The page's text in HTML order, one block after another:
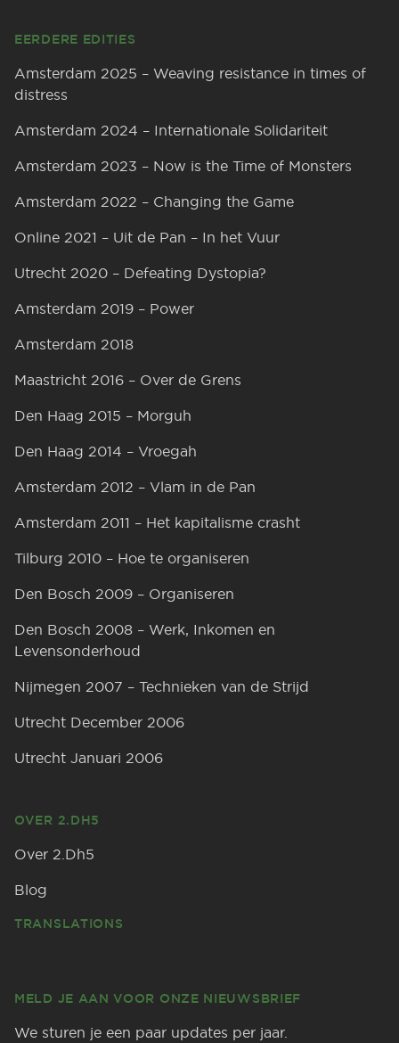
EERDERE EDITIES
Amsterdam 2025 – Weaving resistance in times of
distress
Amsterdam 2024 – Internationale Solidariteit
Amsterdam 2023 – Now is the Time of Monsters
Amsterdam 2022 – Changing the Game
Online 2021 – Uit de Pan – In het Vuur
Utrecht 2020 – Defeating Dystopia?
Amsterdam 2019 – Power
Amsterdam 2018
Maastricht 2016 – Over de Grens
Den Haag 2015 – Morguh
Den Haag 2014 – Vroegah
Amsterdam 2012 – Vlam in de Pan
Amsterdam 2011 – Het kapitalisme crasht
Tilburg 2010 – Hoe te organiseren
Den Bosch 2009 – Organiseren
Den Bosch 2008 – Werk, Inkomen en
Levensonderhoud
Nijmegen 2007 – Technieken van de Strijd
Utrecht December 2006
Utrecht Januari 2006
OVER 2.DH5
Over 2.Dh5
Blog
TRANSLATIONS
MELD JE AAN VOOR ONZE NIEUWSBRIEF
We sturen je een paar updates per jaar.